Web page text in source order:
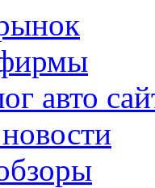
авто